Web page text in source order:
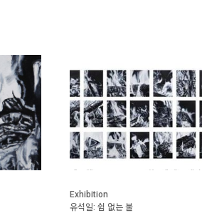
Exhibition
유석일: 쉼 없는 불